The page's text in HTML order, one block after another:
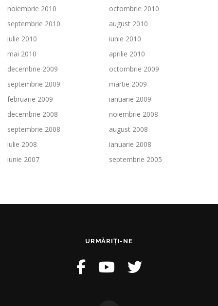
noiembrie 2010
octombrie 2010
septembrie 2010
august 2010
iulie 2010
iunie 2010
mai 2010
aprilie 2010
decembrie 2009
octombrie 2009
septembrie 2009
martie 2009
februarie 2009
ianuarie 2009
decembrie 2008
noiembrie 2008
septembrie 2008
august 2008
iulie 2008
ianuarie 2008
iunie 2007
septembrie 2005
URMĂRIȚI-NE